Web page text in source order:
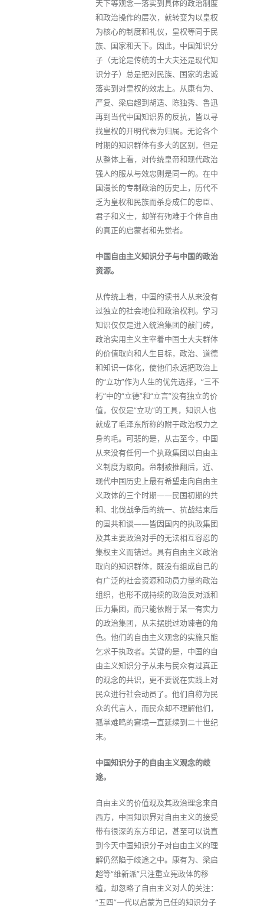
天下等观念一落实到具体的政治制度
和政治操作的层次，就转变为以皇权
为核心的制度和礼仪，皇权等同于民
族、国家和天下。因此，中国知识分
子（无论是传统的士大夫还是现代知
识分子）总是把对民族、国家的忠诚
落实到对皇权的效忠上。从康有为、
严复、梁启超到胡适、陈独秀、鲁迅
再到当代中国知识界的反抗，皆以寻
找皇权的开明代表为归属。无论各个
时期的知识群体有多大的区别，但是
从整体上看，对传统皇帝和现代政治
强人的服从与效忠则是同一的。在中
国漫长的专制政治的历史上，历代不
乏为皇权和民族而杀身成仁的忠臣、
君子和义士，却鲜有殉难于个体自由
的真正的启蒙者和先觉者。
中国自由主义知识分子与中国的政治
资源。
从传统上看，中国的读书人从来没有
过独立的社会地位和政治权利。学习
知识仅仅是进入统治集团的敲门砖，
政治实用主义主宰着中国士大夫群体
的价值取向和人生目标，政治、道德
和知识一体化，使他们永远把政治上
的“立功”作为人生的优先选择，“三不
朽”中的“立德”和“立言”没有独立的价
值，仅仅是“立功”的工具，知识人也
就成了毛泽东所称的附于政治权力之
身的毛。可悲的是，从古至今，中国
从来没有任何一个执政集团以自由主
义制度为取向。帝制被推翻后，近、
现代中国历史上最有希望走向自由主
义政体的三个时期——民国初期的共
和、北伐战争后的统一、抗战结束后
的国共和谈——皆因国内的执政集团
及其主要政治对手的无法相互容忍的
集权主义而错过。具有自由主义政治
取向的知识群体，既没有组成自己的
有广泛的社会资源和动员力量的政治
组织，也形不成持续的政治反对派和
压力集团，而只能依附于某一有实力
的政治集团，从未摆脱过劝谏者的角
色。他们的自由主义观念的实施只能
乞求于执政者。关键的是，中国的自
由主义知识分子从未与民众有过真正
的观念的共识，更不要说在实践上对
民众进行社会动员了。他们自称为民
众的代言人，而民众却不理解他们，
孤掌难鸣的窘境一直延续到二十世纪
末。
中国知识分子的自由主义观念的歧
途。
自由主义的价值观及其政治理念来自
西方，中国知识界对自由主义的接受
带有很深的东方印记，甚至可以说直
到今天中国知识分子对自由主义的理
解仍然陷于歧途之中。康有为、梁启
超等“维新派”只注重立宪政体的移
植，却忽略了自由主义对人的关注：
“五四”一代以启蒙为己任的知识分子